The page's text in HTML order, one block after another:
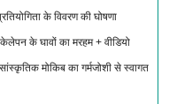
के विवरण की घोषणा
के घावों का मरहम + वीडियो
मोकिब का गर्मजोशी से स्वागत